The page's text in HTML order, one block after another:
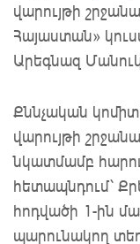
վարույթի
Հայաստան»
Արեգնազ
Քննչական
վարույթի
նկատմամբ
հետապնդում՝
հոդվածի 1-ին
պարունակող